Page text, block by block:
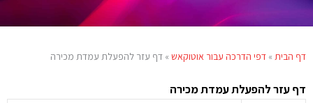
דף הבית » דפי הדרכה עבור אוטוקאש » דף עזר להפעלת עמדת מכירה
דף עזר להפעלת עמדת מכירה